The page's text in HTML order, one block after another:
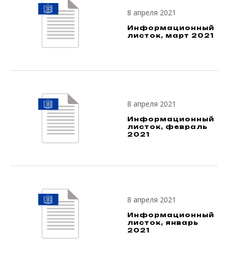
8 апреля 2021
Информационный
листок, март 2021
8 апреля 2021
Информационный
листок, февраль
2021
8 апреля 2021
Информационный
листок, январь
2021